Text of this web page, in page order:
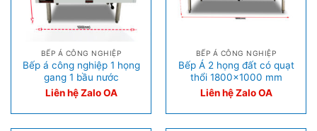
BẾP Á CÔNG NGHIỆP
Bếp á công nghiệp 1 họng
gang 1 bầu nước
Liên hệ Zalo OA
BẾP Á CÔNG NGHIỆP
Bếp Á 2 họng đất có quạt
thổi 1800×1000 mm
Liên hệ Zalo OA